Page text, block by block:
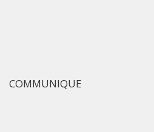
COMMUNIQUE